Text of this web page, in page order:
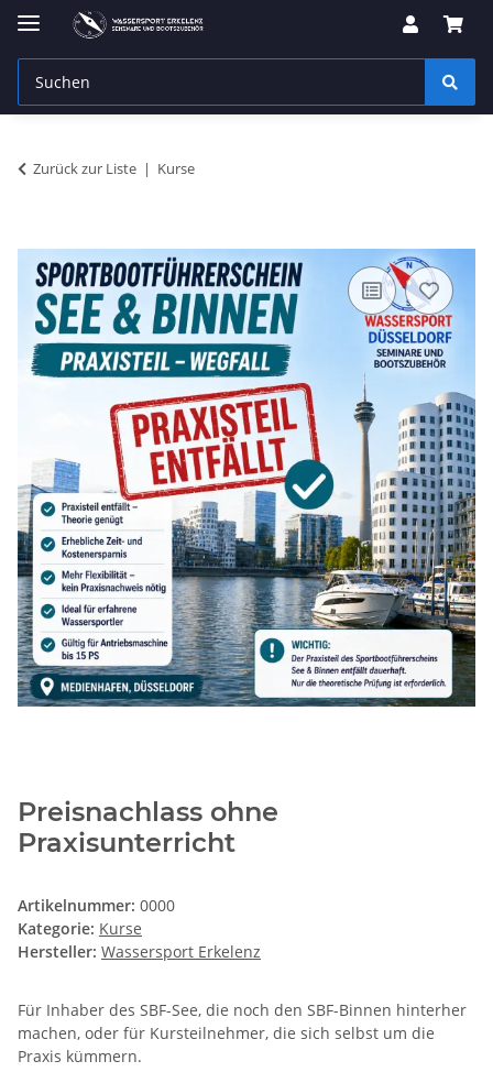
Zurück zur Liste Kurse
Preisnachlass ohne
Praxisunterricht
Artikelnummer: 0000
Kategorie: Kurse
Hersteller: Wassersport Erkelenz
Für Inhaber des SBF-See, die noch den SBF-Binnen hinterher
machen, oder für Kursteilnehmer, die sich selbst um die
Praxis kümmern.